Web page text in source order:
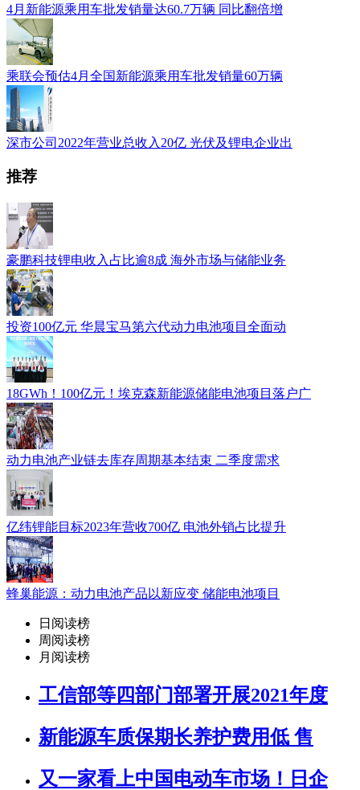
4月新能源乘用车批发销量达60.7万辆 同比翻倍增
乘联会预估4月全国新能源乘用车批发销量60万辆
深市公司2022年营业总收入20亿 光伏及锂电企业出
推荐
豪鹏科技锂电收入占比逾8成 海外市场与储能业务
投资100亿元 华晨宝马第六代动力电池项目全面动
18GWh！100亿元！埃克森新能源储能电池项目落户广
动力电池产业链去库存周期基本结束 二季度需求
亿纬锂能目标2023年营收700亿 电池外销占比提升
蜂巢能源：动力电池产品以新应变 储能电池项目
日阅读榜
周阅读榜
月阅读榜
工信部等四部门部署开展2021年度
新能源车质保期长养护费用低 售
又一家看上中国电动车市场！日企